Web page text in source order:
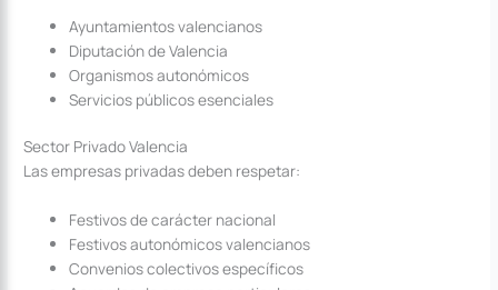
Ayuntamientos valencianos
Diputación de Valencia
Organismos autonómicos
Servicios públicos esenciales
Sector Privado Valencia
Las empresas privadas deben respetar:
Festivos de carácter nacional
Festivos autonómicos valencianos
Convenios colectivos específicos